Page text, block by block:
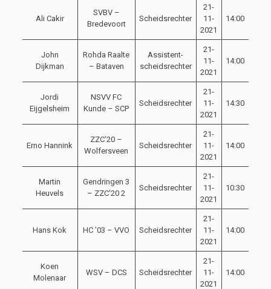
Ali Cakir
SVBV –
Bredevoort
Scheidsrechter
21-
11-
2021
14:00
John
Dijkman
Rohda Raalte
– Bataven
Assistent-
scheidsrechter
21-
11-
2021
14:00
Jordi
Eijgelsheim
NSVV FC
Kunde – SCP
Scheidsrechter
21-
11-
2021
14:30
Erno Hannink
ZZC’20 –
Wolfersveen
Scheidsrechter
21-
11-
2021
14:00
Martin
Heuvels
Gendringen 3
– ZZC’20 2
Scheidsrechter
21-
11-
2021
10:30
Hans Kok HC ’03 – VVO Scheidsrechter
21-
11-
2021
14:00
Koen
Molenaar
WSV – DCS Scheidsrechter
21-
11-
2021
14:00